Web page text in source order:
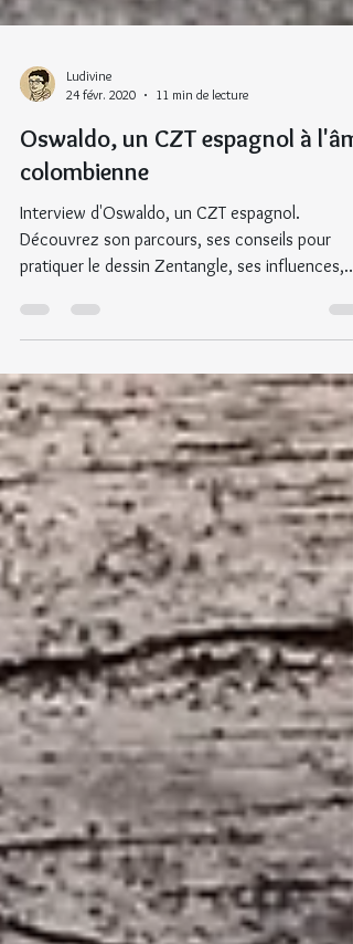
Ludivine
24 févr. 2020
11 min de lecture
Oswaldo, un CZT espagnol à
colombienne
Interview d'Oswaldo, un CZT espagnol.
Découvrez son parcours, ses conseils pour